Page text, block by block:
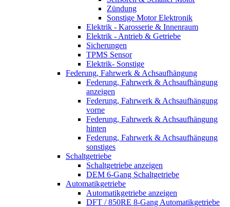
Zündung
Sonstige Motor Elektronik
Elektrik - Karosserie & Innenraum
Elektrik - Antrieb & Getriebe
Sicherungen
TPMS Sensor
Elektrik- Sonstige
Federung, Fahrwerk & Achsaufhängung
Federung, Fahrwerk & Achsaufhängung
anzeigen
Federung, Fahrwerk & Achsaufhängung
vorne
Federung, Fahrwerk & Achsaufhängung
hinten
Federung, Fahrwerk & Achsaufhängung
sonstiges
Schaltgetriebe
Schaltgetriebe anzeigen
DEM 6-Gang Schaltgetriebe
Automatikgetriebe
Automatikgetriebe anzeigen
DFT / 850RE 8-Gang Automatikgetriebe